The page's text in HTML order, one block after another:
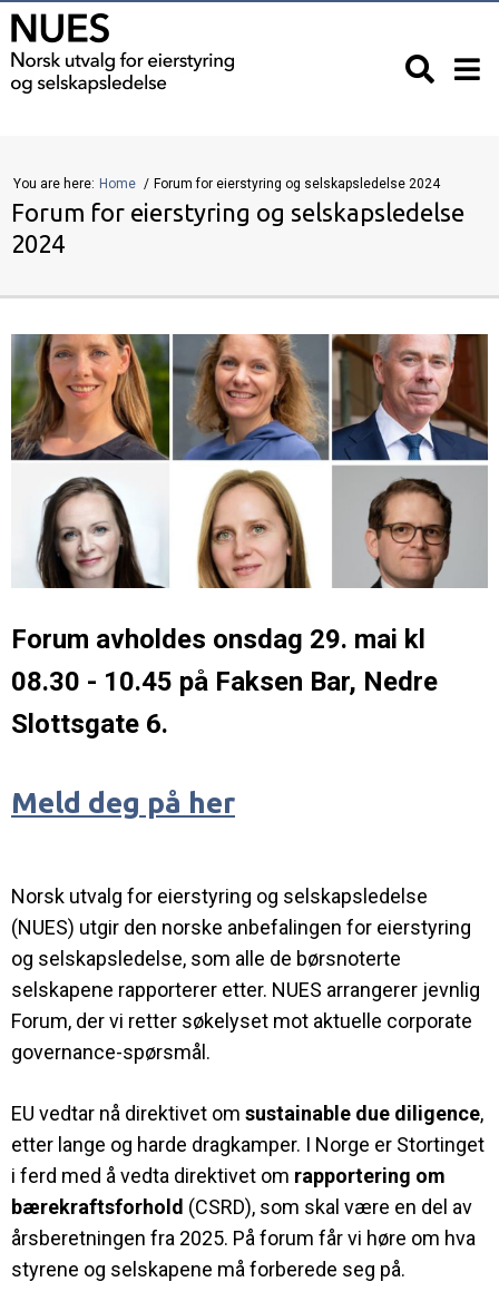
You are here: Home Forum for eierstyring og selskapsledelse 2024
Forum for eierstyring og selskapsledelse
2024
Forum avholdes onsdag 29. mai kl
08.30 - 10.45 på Faksen Bar, Nedre
Slottsgate 6.
Meld deg på her
Norsk utvalg for eierstyring og selskapsledelse
(NUES) utgir den norske anbefalingen for eierstyring
og selskapsledelse, som alle de børsnoterte
selskapene rapporterer etter. NUES arrangerer jevnlig
Forum, der vi retter søkelyset mot aktuelle corporate
governance-spørsmål.
EU vedtar nå direktivet om sustainable due diligence,
etter lange og harde dragkamper. I Norge er Stortinget
i ferd med å vedta direktivet om rapportering om
bærekraftsforhold (CSRD), som skal være en del av
årsberetningen fra 2025. På forum får vi høre om hva
styrene og selskapene må forberede seg på.